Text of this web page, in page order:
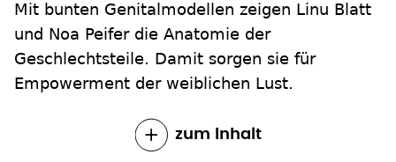
Mit bunten Genitalmodellen zeigen Linu Blatt
und Noa Peifer die Anatomie der
Geschlechtsteile. Damit sorgen sie für
Empowerment der weiblichen Lust.
zum Inhalt